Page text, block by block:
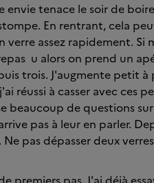
tenace le soir de
En rentrant, cela
verre assez rapidement. Si
u alors on prend un
trois. J'augmente petit
réussi à casser avec ces
beaucoup de questions
pas à leur en parler.
pas dépasser deux